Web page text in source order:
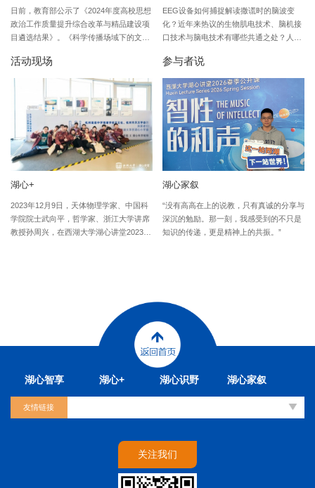
日前，教育部公示了《2024年度高校思想
政治工作质量提升综合改革与精品建设项
目遴选结果》。《科学传播场域下的文化
探索》获评“2024年度高校思想政治工作
精品项目”。
EEG设备如何捕捉解读撒谎时的脑波变
化？近年来热议的生物肌电技术、脑机接
口技术与脑电技术有哪些共通之处？人体
本期湖心科学磁场“少年问大学”VLOG，
西湖大学科普团回应了我们从中学收集到
的提问，以“测谎仪”为切入点，探讨脑
电、肌电及脑机接口等话题。
活动现场
湖心+
2023年12月9日，天体物理学家、中国科
学院院士武向平，哲学家、浙江大学讲席
教授孙周兴，在西湖大学湖心讲堂2023冬
参与者说
湖心家叙
“没有高高在上的说教，只有真诚的分享与
深沉的勉励。那一刻，我感受到的不只是
知识的传递，更是精神上的共振。”
湖心智享 湖心+ 湖心识野 湖心家叙
友情链接
关注我们